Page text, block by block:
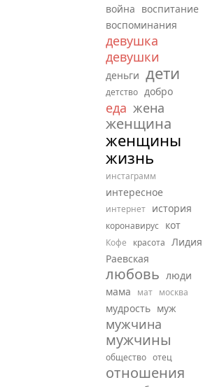
война воспитание
воспоминания
девушка
девушки
деньги дети
детство добро
еда жена
женщина
женщины
жизнь
инстаграмм
интересное
интернет история
коронавирус кот
Кофе красота Лидия
Раевская
любовь люди
мама
мат москва
мудрость муж
мужчина
мужчины
общество отец
отношения